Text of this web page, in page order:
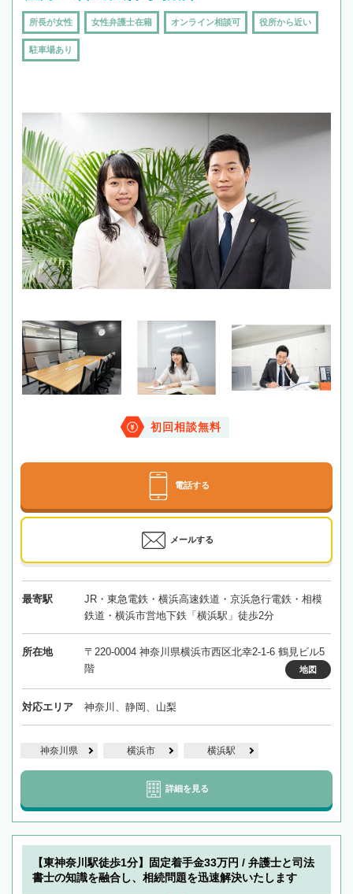
所長が女性 女性弁護士在籍 オンライン相談可 役所から近い
駐車場あり
初回相談無料
電話する
メールする
最寄駅
JR・東急電鉄・横浜高速鉄道・京浜急行電鉄・相模
鉄道・横浜市営地下鉄「横浜駅」徒歩2分
所在地
〒220-0004 神奈川県横浜市西区北幸2-1-6 鶴見ビル5
階
地図
対応エリア 神奈川、静岡、山梨
神奈川県 横浜市 横浜駅
詳細を見る
【東神奈川駅徒歩1分】固定着手金33万円 / 弁護士と司法
書士の知識を融合し、相続問題を迅速解決いたします